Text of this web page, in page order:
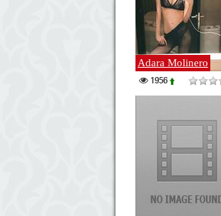
Adara Molinero
1956